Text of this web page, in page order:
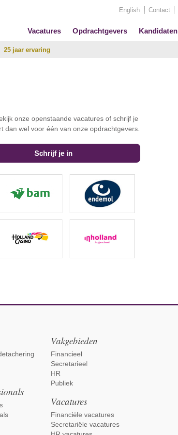
English Contact
Vacatures Opdrachtgevers Kandidaten
25 jaar ervaring
onze openstaande vacatures of schrijf je
dan wel voor één van onze opdrachtgevers.
Schrijf je in
Vakgebieden
Financieel
Secretarieel
HR
Publiek
Vacatures
Financiële vacatures
Secretariële vacatures